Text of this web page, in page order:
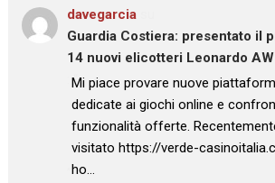
davegarcia
Guardia Costiera: presentato il
14 nuovi elicotteri Leonardo
: “
Mi piace provare nuove
dedicate ai giochi online e
funzionalità offerte.
visitato https://verde-
ho…
”